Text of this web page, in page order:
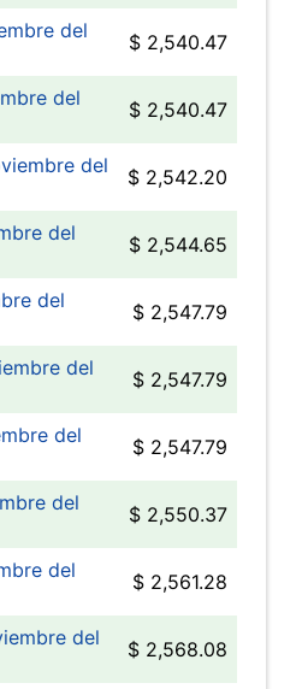
del
$ 2,540.47
del
$ 2,540.47
del
$ 2,542.20
del
$ 2,544.65
del
$ 2,547.79
del
$ 2,547.79
del
$ 2,547.79
del
$ 2,550.37
del
$ 2,561.28
del
$ 2,568.08